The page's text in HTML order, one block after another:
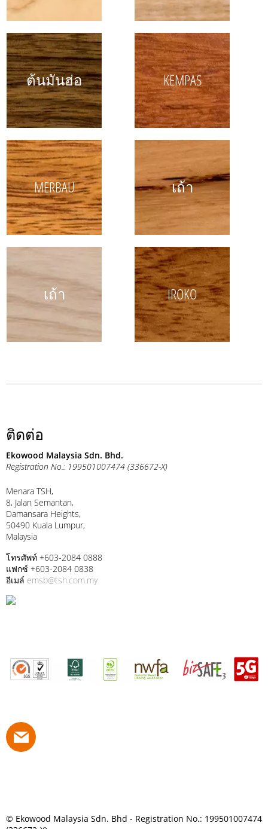
ต้นมันฮ่อ KEMPAS
MERBAU เถ้า
เถ้า IROKO
ติดต่อ
Ekowood Malaysia Sdn. Bhd.
Registration No.: 199501007474 (336672-X)
Menara TSH,
8, Jalan Semantan,
Damansara Heights,
50490 Kuala Lumpur,
Malaysia
โทรศัพท์ +603-2084 0888
แฟกซ์ +603-2084 0838
อีเมล์ emsb@tsh.com.my
© Ekowood Malaysia Sdn. Bhd - Registration No.: 199501007474